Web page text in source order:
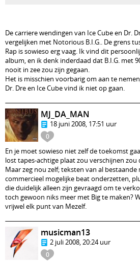
De carriere wendingen van Ice Cube en Dr.
vergelijken met Notorious B.I.G.. De grens
Rap is sowieso erg vaag. Ik vind dit
album, en ik denk inderdaad dat B.I.G. met
nooit in zee zou zijn gegaan.
Het is misschien voorbarig om aan te
Dr. Dre en Ice Cube vind ik niet op gaan.
0
MJ_DA_MAN
18 juni 2008, 17:51 uur
En je moet sowieso niet zelf de toekomst
lost tapes-achtige plaat zou verschijnen zou
Maar zeg nou zelf; teksten van al
commercieel mogelijke beat onderzetten,
die duidelijk alleen zijn gevraagd om te
toch gewoon niks meer met Big te maken?
vrijwel elk punt van Mezelf.
0
musicman13
2 juli 2008, 20:24 uur